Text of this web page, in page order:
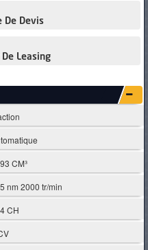
De Devis
Leasing
CM³
nm 2000 tr/min
CH